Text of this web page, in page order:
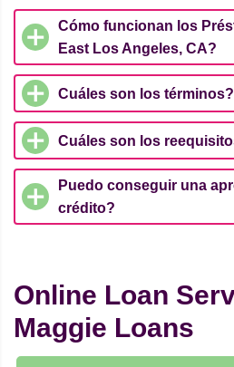
Cómo funcionan los
East Los Angeles, CA?
Cuáles son los términos?
Cuáles son los
Puedo conseguir una
crédito?
Online Loan
Maggie Loans